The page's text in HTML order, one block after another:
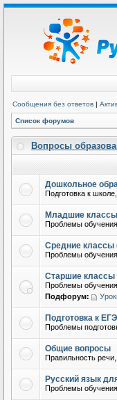
Сообщения без ответов |
Список форумов
Вопросы
Дошкольное
Подготовка к
Младшие
Проблемы
Средние классы
Проблемы обучения
Старшие классы
Проблемы
Подфорум:
Подготовка к ЕГЭ
Проблемы
Общие вопросы
Правильность
Русский язык
Проблемы